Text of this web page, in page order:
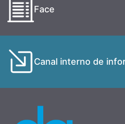
Face
Canal interno de